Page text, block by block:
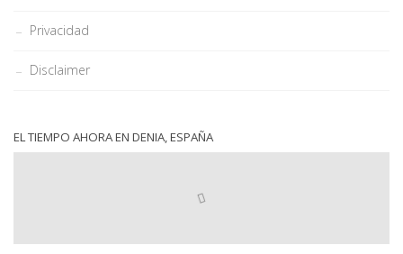
Privacidad
Disclaimer
EL TIEMPO AHORA EN DENIA, ESPAÑA